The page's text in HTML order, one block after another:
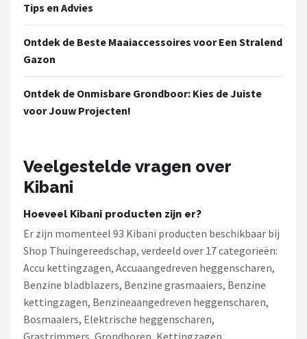
Tips en Advies
Ontdek de Beste Maaiaccessoires voor Een Stralend
Gazon
Ontdek de Onmisbare Grondboor: Kies de Juiste
voor Jouw Projecten!
Veelgestelde vragen over
Kibani
Hoeveel Kibani producten zijn er?
Er zijn momenteel 93 Kibani producten beschikbaar bij
Shop Thuingereedschap, verdeeld over 17 categorieën:
Accu kettingzagen, Accuaangedreven heggenscharen,
Benzine bladblazers, Benzine grasmaaiers, Benzine
kettingzagen, Benzineaangedreven heggenscharen,
Bosmaaiers, Elektrische heggenscharen,
Grastrimmers, Grondboren, Kettingzagen,